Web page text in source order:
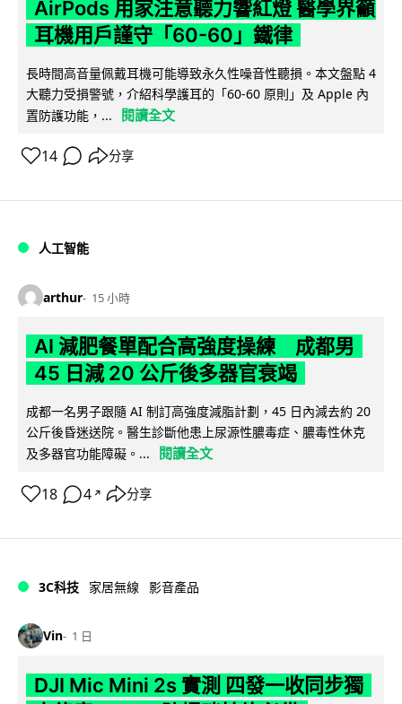
AirPods 用家注意聽力響紅燈 醫學界籲
耳機用戶謹守「60-60」鐵律
長時間高音量佩戴耳機可能導致永久性噪音性聽損。本文盤點 4
大聽力受損警號，介紹科學護耳的「60-60 原則」及 Apple 內
置防護功能，...
閱讀全文
14 分享
人工智能
arthur 15 小時
AI 減肥餐單配合高強度操練 成都男
45 日減 20 公斤後多器官衰竭
成都一名男子跟隨 AI 制訂高強度減脂計劃，45 日內減去約 20
公斤後昏迷送院。醫生診斷他患上尿源性膿毒症、膿毒性休克
及多器官功能障礙。...
閱讀全文
18 4 ↗ 分享
3C科技 家居無線 影音產品
Vin 1 日
DJI Mic Mini 2s 實測 四發一收同步獨